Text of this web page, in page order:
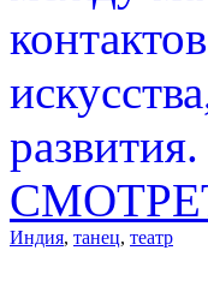
развития.
Индия, танец, театр